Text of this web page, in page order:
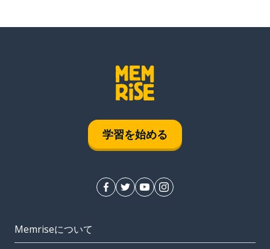
学習を始める
Memriseについて